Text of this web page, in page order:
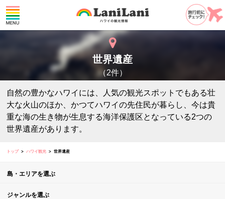
世界遺産
（2件）
自然の豊かなハワイには、人気の観光スポットでもある壮
大な火山のほか、かつてハワイの先住民が暮らし、今は貴
重な海の生き物が生息する海洋保護区となっている2つの
世界遺産があります。
トップ ハワイ観光 世界遺産
島・エリアを選ぶ
ジャンルを選ぶ